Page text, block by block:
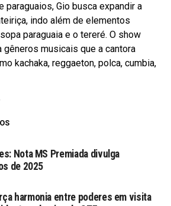
paraguaios, Gio busca expandir a
indo além de elementos
paraguaia e o tereré. O show
gêneros musicais que a cantora
kachaka, reggaeton, polca, cumbia,
Nota MS Premiada divulga
de 2025
harmonia entre poderes em visita